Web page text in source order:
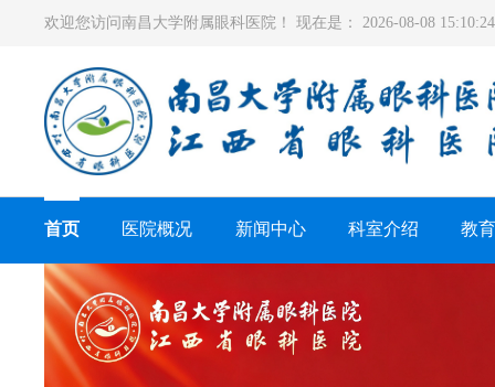
欢迎您访问南昌大学附属眼科医院！ 现在是： 2026-08-08
首页 医院概况 新闻中心 科室介绍 教